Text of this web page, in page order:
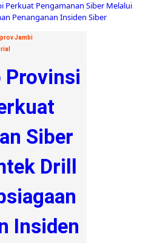
Jambi
Siber
Drill
Insiden